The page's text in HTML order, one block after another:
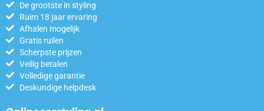
De grootste in styling
Ruim 18 jaar ervaring
Afhalen mogelijk
Gratis ruilen
Scherpste prijzen
Veilig betalen
Volledige garantie
Deskundige helpdesk